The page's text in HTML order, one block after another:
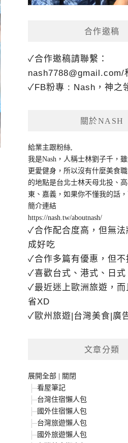
合作邀稿
✓合作邀稿請聯繫：
nash7788@gmail.com/
✓FB粉專 : Nash，神之
關於NASH
給業主跟粉絲,
我是Nash，人稱士林劉子千，
更愛健身，所以沒有什麼美食
的地點是台北士林天母北投、
東、嘉義，如果你不懂我的話
簡介連結
https://nash.tw/aboutnash/
✓合作配合度高，但無法
成好吃
✓合作多篇有優惠，但不
✓喜歡台式、港式、日式
✓最近迷上歐洲旅遊，而
省XD
✓歐州旅遊|台灣美食|廣
文章分類
展開全部
關閉
看屋筆記
台灣住宿懶人包
國外住宿懶人包
台灣旅遊懶人包
國外旅遊懶人包